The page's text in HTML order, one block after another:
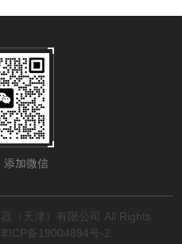
添加微信
（天津）有限公司 All Rights
ICP备19004894号-2